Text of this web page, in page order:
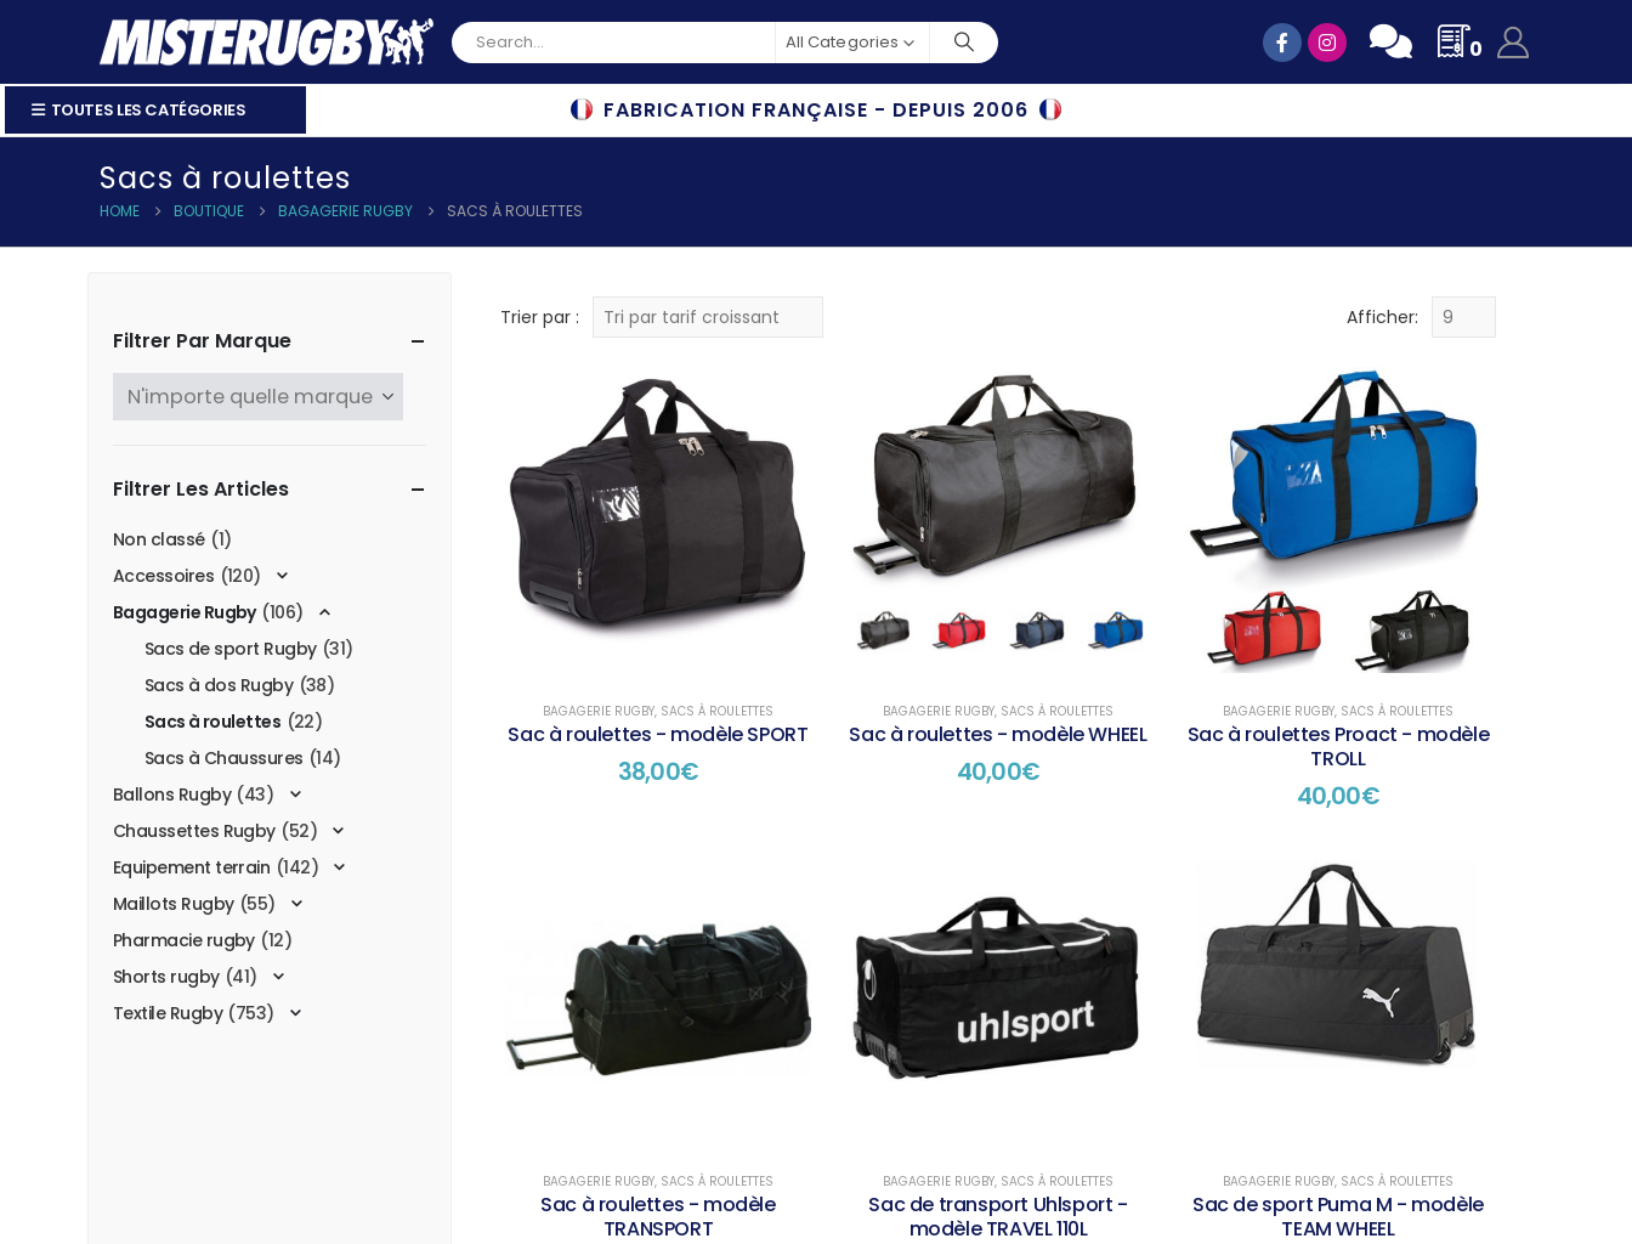
All Categories 0
TOUTES LES CATÉGORIES FABRICATION FRANÇAISE - DEPUIS 2006
Sacs à roulettes
HOME BOUTIQUE BAGAGERIE RUGBY SACS À ROULETTES
Trier par : Afficher:
BAGAGERIE RUGBY, SACS À ROULETTES
Sac à roulettes - modèle SPORT
38,00€
BAGAGERIE RUGBY, SACS À ROULETTES
Sac à roulettes - modèle WHEEL
40,00€
BAGAGERIE RUGBY, SACS À ROULETTES
Sac à roulettes Proact - modèle
TROLL
40,00€
BAGAGERIE RUGBY, SACS À ROULETTES
Sac à roulettes - modèle
TRANSPORT
BAGAGERIE RUGBY, SACS À ROULETTES
Sac de transport Uhlsport -
modèle TRAVEL 110L
BAGAGERIE RUGBY, SACS À ROULETTES
Sac de sport Puma M - modèle
TEAM WHEEL
Filtrer Par Marque
Filtrer Les Articles
Non classé (1)
Accessoires (120)
Bagagerie Rugby (106)
Sacs de sport Rugby (31)
Sacs à dos Rugby (38)
Sacs à roulettes (22)
Sacs à Chaussures (14)
Ballons Rugby (43)
Chaussettes Rugby (52)
Equipement terrain (142)
Maillots Rugby (55)
Pharmacie rugby (12)
Shorts rugby (41)
Textile Rugby (753)